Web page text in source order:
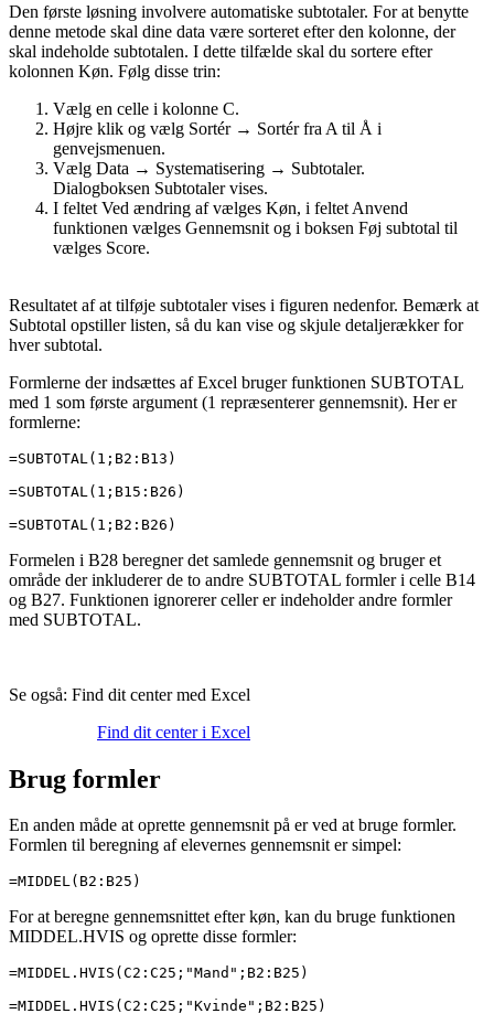
Den første løsning involvere automatiske subtotaler. For at benytte
denne metode skal dine data være sorteret efter den kolonne, der
skal indeholde subtotalen. I dette tilfælde skal du sortere efter
kolonnen Køn. Følg disse trin:
Vælg en celle i kolonne C.
Højre klik og vælg Sortér → Sortér fra A til Å i
genvejsmenuen.
Vælg Data → Systematisering → Subtotaler.
Dialogboksen Subtotaler vises.
I feltet Ved ændring af vælges Køn, i feltet Anvend
funktionen vælges Gennemsnit og i boksen Føj subtotal til
vælges Score.
Resultatet af at tilføje subtotaler vises i figuren nedenfor. Bemærk at
Subtotal opstiller listen, så du kan vise og skjule detaljerækker for
hver subtotal.
Formlerne der indsættes af Excel bruger funktionen SUBTOTAL
med 1 som første argument (1 repræsenterer gennemsnit). Her er
formlerne:
=SUBTOTAL(1;B2:B13)
=SUBTOTAL(1;B15:B26)
=SUBTOTAL(1;B2:B26)
Formelen i B28 beregner det samlede gennemsnit og bruger et
område der inkluderer de to andre SUBTOTAL formler i celle B14
og B27. Funktionen ignorerer celler er indeholder andre formler
med SUBTOTAL.
Se også: Find dit center med Excel
Find dit center i Excel
Brug formler
En anden måde at oprette gennemsnit på er ved at bruge formler.
Formlen til beregning af elevernes gennemsnit er simpel:
=MIDDEL(B2:B25)
For at beregne gennemsnittet efter køn, kan du bruge funktionen
MIDDEL.HVIS og oprette disse formler:
=MIDDEL.HVIS(C2:C25;"Mand";B2:B25)
=MIDDEL.HVIS(C2:C25;"Kvinde";B2:B25)